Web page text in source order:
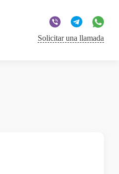
Solicitar una llamada